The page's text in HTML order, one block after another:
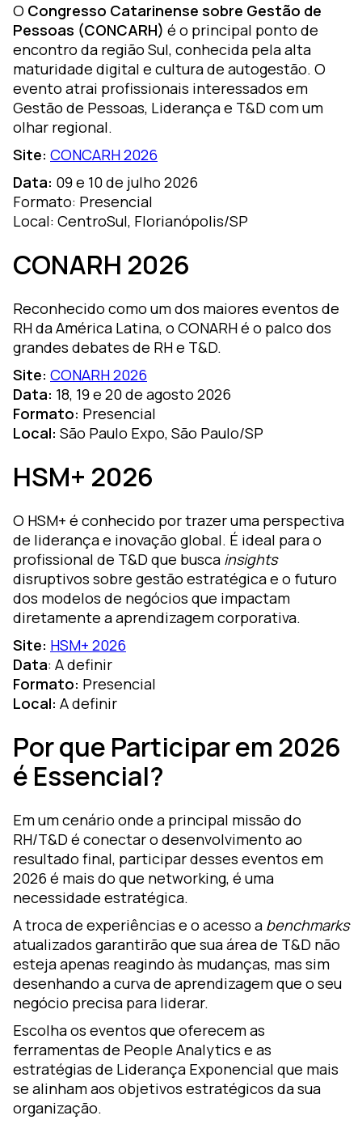
O Congresso Catarinense sobre Gestão de
Pessoas (CONCARH) é o principal ponto de
encontro da região Sul, conhecida pela alta
maturidade digital e cultura de autogestão. O
evento atrai profissionais interessados em
Gestão de Pessoas, Liderança e T&D com um
olhar regional.
Site: CONCARH 2026
Data: 09 e 10 de julho 2026
Formato: Presencial
Local: CentroSul, Florianópolis/SP
CONARH 2026
Reconhecido como um dos maiores eventos de
RH da América Latina, o CONARH é o palco dos
grandes debates de RH e T&D.
Site: CONARH 2026
Data: 18, 19 e 20 de agosto 2026
Formato: Presencial
Local: São Paulo Expo, São Paulo/SP
HSM+ 2026
O HSM+ é conhecido por trazer uma perspectiva
de liderança e inovação global. É ideal para o
profissional de T&D que busca insights
disruptivos sobre gestão estratégica e o futuro
dos modelos de negócios que impactam
diretamente a aprendizagem corporativa.
Site: HSM+ 2026
Data: A definir
Formato: Presencial
Local: A definir
Por que Participar em 2026
é Essencial?
Em um cenário onde a principal missão do
RH/T&D é conectar o desenvolvimento ao
resultado final, participar desses eventos em
2026 é mais do que networking, é uma
necessidade estratégica.
A troca de experiências e o acesso a benchmarks
atualizados garantirão que sua área de T&D não
esteja apenas reagindo às mudanças, mas sim
desenhando a curva de aprendizagem que o seu
negócio precisa para liderar.
Escolha os eventos que oferecem as
ferramentas de People Analytics e as
estratégias de Liderança Exponencial que mais
se alinham aos objetivos estratégicos da sua
organização.